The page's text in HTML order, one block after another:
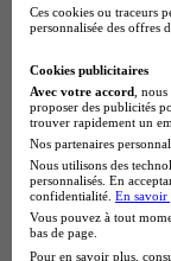
BTS Sam en
Cap Fleuriste
MSc
BTS Gpme en
Cap
BTS Gpn en
BTS
BAC Pro
BTS Sta en
BTS Iris en
BTS Tpl en
Ces cookies ou traceurs
personnalisée des offres
Cookies publicitaires
Avec votre accord ,
proposer des publicités
trouver rapidement un
Nos partenaires
Nous utilisons des
personnalisés. En
confidentialité. En savoir
Vous pouvez à tout
bas de page.
Pour en savoir plus,